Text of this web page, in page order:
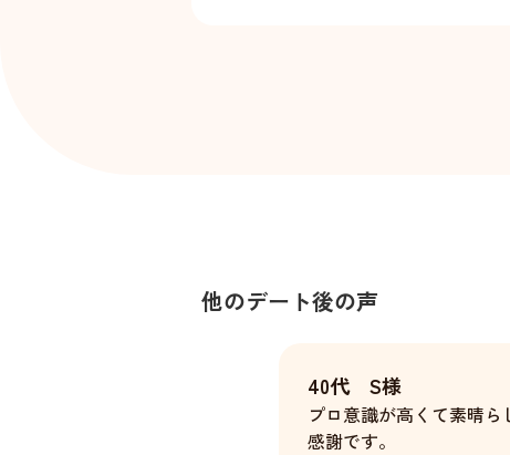
他のデート後の声
40代 S様
プロ意識が高くて素晴ら
感謝です。